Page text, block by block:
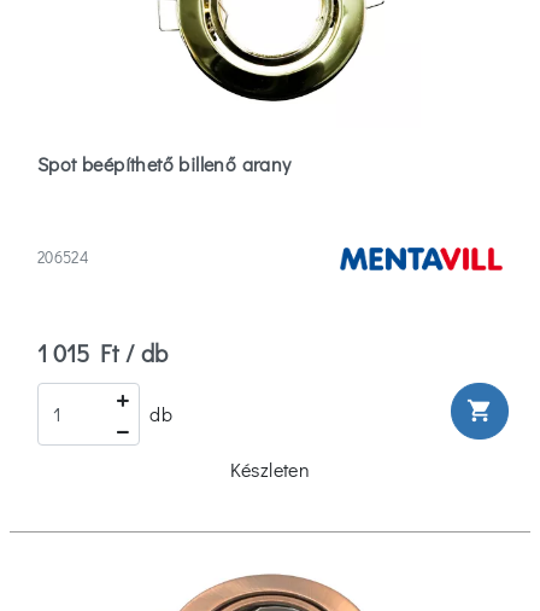
Spot beépíthető billenő arany
206524
1 015 Ft / db
db shopping_cart
Készleten